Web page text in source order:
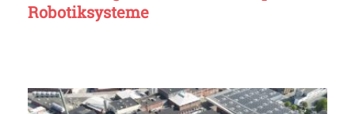
Robotiksysteme